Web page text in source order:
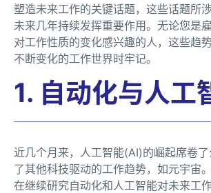
塑造未来工作的关键话题，这些话题所
未来几年持续发挥重要作用。无论您是
对工作性质的变化感兴趣的人，这些趋
不断变化的工作世界时牢记。
1. 自动化与人工
近几个月来，人工智能(AI)的崛起席卷
了其他科技驱动的工作趋势，如元宇宙
在继续研究自动化和人工智能对未来工